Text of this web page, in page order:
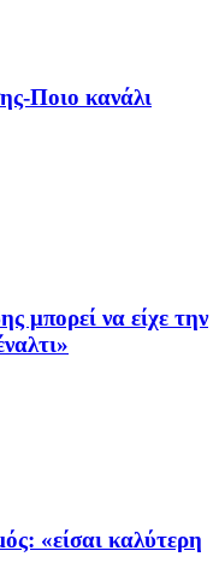
Ποιο κανάλι
μπορεί να είχε την
«είσαι καλύτερη